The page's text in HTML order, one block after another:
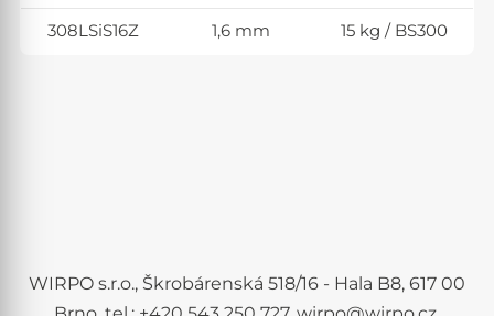
308LSiS16Z 1,6 mm 15 kg / BS300
WIRPO s.r.o., Škrobárenská 518/16 - Hala B8, 617 00